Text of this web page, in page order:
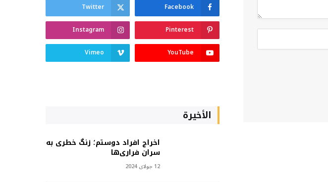
Facebook
Twitter
Pinterest
Instagram
YouTube
Vimeo
الأخيرة
اخراج افراد دوستم؛ زنگ خطری به
سران فراری‌ها
12 جولای 2024